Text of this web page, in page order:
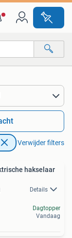
Verwijder filters
hakselaar
Details
Dagtopper
Vandaag